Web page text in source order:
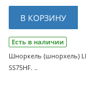
В КОРЗИНУ
Есть в наличии
Шноркель (шнорхель)
SS75HF. ..